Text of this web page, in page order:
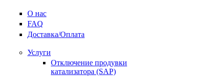
О нас
FAQ
Доставка/Оплата
Услуги
Отключение продувки
катализатора (SAP)